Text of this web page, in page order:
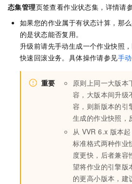
态集管理页签查看作业状态集，详情请
如果您的作业属于有状态计算，那
的是状态能否复用。
升级前请先手动生成一个作业快照
快速回滚业务。具体操作请参见手
重要
原则上同一大版本
容，大版本间升级
容，则新版本的引
生成的作业快照，
从 VVR 6.x 版本
标准格式两种作业
度更快，后者兼
望将作业的引擎版
的更高小版本，建